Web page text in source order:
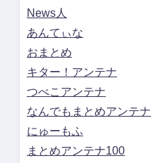
News人
あんてぃな
おまとめ
キター！アンテナ
つべこアンテナ
なんでもまとめアンテナ
にゅーもふ
まとめアンテナ100